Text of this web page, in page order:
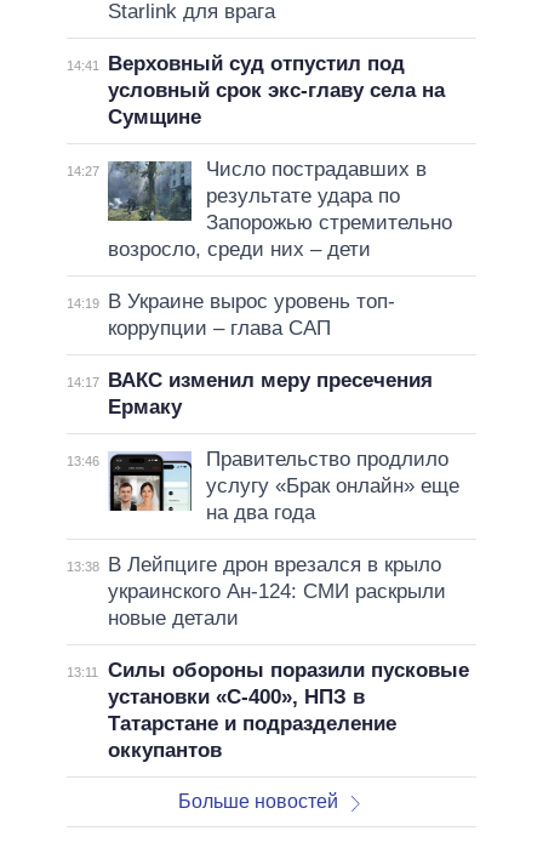
Starlink для врага
14:41
Верховный суд отпустил под
условный срок экс-главу села на
Сумщине
14:27
Число пострадавших в
результате удара по
Запорожью стремительно
возросло, среди них – дети
14:19
В Украине вырос уровень топ-
коррупции – глава САП
14:17
ВАКС изменил меру пресечения
Ермаку
13:46
Правительство продлило
услугу «Брак онлайн» еще
на два года
13:38
В Лейпциге дрон врезался в крыло
украинского Ан-124: СМИ раскрыли
новые детали
13:11
Силы обороны поразили пусковые
установки «С-400», НПЗ в
Татарстане и подразделение
оккупантов
Больше новостей